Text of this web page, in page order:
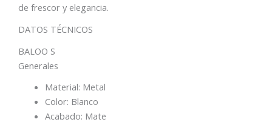
de frescor y elegancia.
DATOS TÉCNICOS
BALOO S
Generales
Material: Metal
Color: Blanco
Acabado: Mate